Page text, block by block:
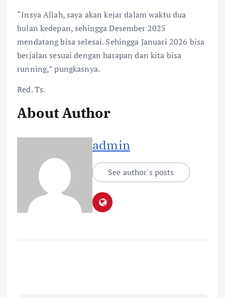
“Insya Allah, saya akan kejar dalam waktu dua
bulan kedepan, sehingga Desember 2025
mendatang bisa selesai. Sehingga Januari 2026 bisa
berjalan sesuai dengan harapan dan kita bisa
running,” pungkasnya.
Red. Ts.
About Author
admin
See author's posts